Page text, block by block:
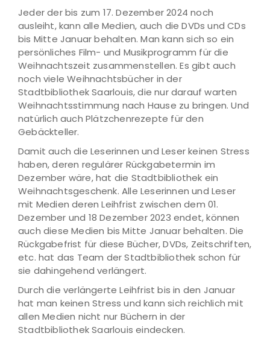
Jeder der bis zum 17. Dezember 2024 noch
ausleiht, kann alle Medien, auch die DVDs und CDs
bis Mitte Januar behalten. Man kann sich so ein
persönliches Film- und Musikprogramm für die
Weihnachtszeit zusammenstellen. Es gibt auch
noch viele Weihnachtsbücher in der
Stadtbibliothek Saarlouis, die nur darauf warten
Weihnachtsstimmung nach Hause zu bringen. Und
natürlich auch Plätzchenrezepte für den
Gebäckteller.
Damit auch die Leserinnen und Leser keinen Stress
haben, deren regulärer Rückgabetermin im
Dezember wäre, hat die Stadtbibliothek ein
Weihnachtsgeschenk. Alle Leserinnen und Leser
mit Medien deren Leihfrist zwischen dem 01.
Dezember und 18 Dezember 2023 endet, können
auch diese Medien bis Mitte Januar behalten. Die
Rückgabefrist für diese Bücher, DVDs, Zeitschriften,
etc. hat das Team der Stadtbibliothek schon für
sie dahingehend verlängert.
Durch die verlängerte Leihfrist bis in den Januar
hat man keinen Stress und kann sich reichlich mit
allen Medien nicht nur Büchern in der
Stadtbibliothek Saarlouis eindecken.